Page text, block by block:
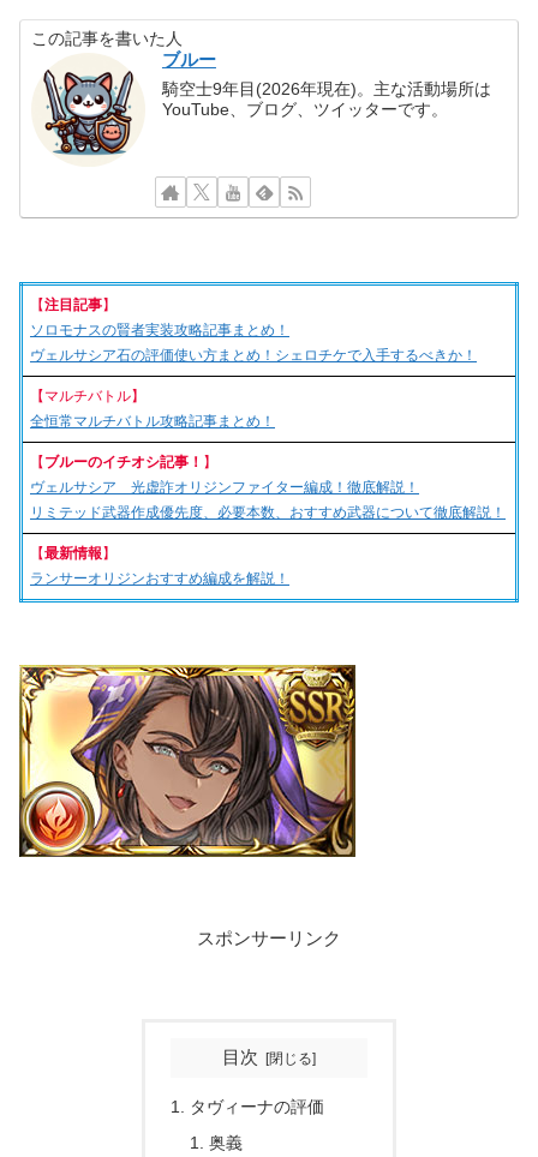
この記事を書いた人
ブルー
騎空士9年目(2026年現在)。主な活動場所は
YouTube、ブログ、ツイッターです。
【注目記事】
ソロモナスの賢者実装攻略記事まとめ！
ヴェルサシア石の評価使い方まとめ！シェロチケで入手するべきか！
【マルチバトル】
全恒常マルチバトル攻略記事まとめ！
【ブルーのイチオシ記事！ 】
ヴェルサシア 光虚詐オリジンファイター編成！徹底解説！
リミテッド武器作成優先度、必要本数、おすすめ武器について徹底解説！
【最新情報】
ランサーオリジンおすすめ編成を解説！
スポンサーリンク
目次
タヴィーナの評価
奥義